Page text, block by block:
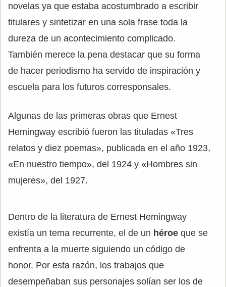
novelas ya que estaba acostumbrado a escribir
titulares y sintetizar en una sola frase toda la
dureza de un acontecimiento complicado.
También merece la pena destacar que su forma
de hacer periodismo ha servido de inspiración y
escuela para los futuros corresponsales.
Algunas de las primeras obras que Ernest
Hemingway escribió fueron las tituladas «Tres
relatos y diez poemas», publicada en el año 1923,
«En nuestro tiempo», del 1924 y «Hombres sin
mujeres», del 1927.
Dentro de la literatura de Ernest Hemingway
existía un tema recurrente, el de un héroe que se
enfrenta a la muerte siguiendo un código de
honor. Por esta razón, los trabajos que
desempeñaban sus personajes solían ser los de